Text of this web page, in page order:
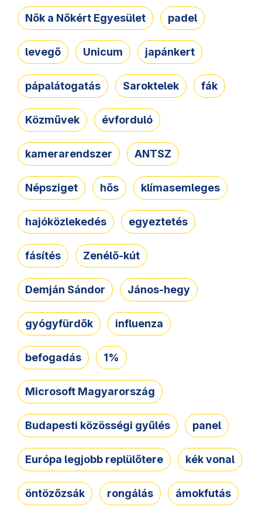
Nők a Nőkért Egyesület padel
levegő Unicum japánkert
pápalátogatás Saroktelek fák
Közművek évforduló
kamerarendszer ANTSZ
Népsziget hős klímasemleges
hajóközlekedés egyeztetés
fásítés Zenélő-kút
Demján Sándor János-hegy
gyógyfürdők influenza
befogadás 1%
Microsoft Magyarország
Budapesti közösségi gyűlés panel
Európa legjobb replülőtere kék vonal
öntözőzsák rongálás ámokfutás